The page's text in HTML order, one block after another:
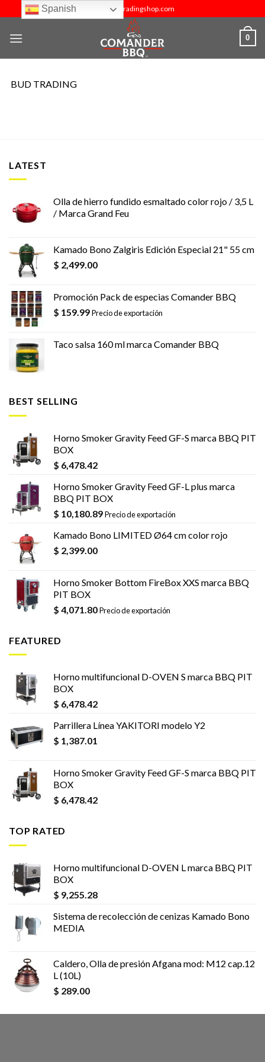
content
info@budtradingshop.com
0
BUD TRADING
LATEST
Olla de hierro fundido esmaltado color rojo / 3,5 L
/ Marca Grand Feu
Kamado Bono Zalgiris Edición Especial 21" 55 cm
$ 2,499.00
Promoción Pack de especias Comander BBQ
$ 159.99Precio de exportación
Taco salsa 160 ml marca Comander BBQ
BEST SELLING
Horno Smoker Gravity Feed GF-S marca BBQ PIT
BOX
$ 6,478.42
Horno Smoker Gravity Feed GF-L plus marca
BBQ PIT BOX
$ 10,180.89Precio de exportación
Kamado Bono LIMITED Ø64 cm color rojo
$ 2,399.00
Horno Smoker Bottom FireBox XXS marca BBQ
PIT BOX
$ 4,071.80Precio de exportación
FEATURED
Horno multifuncional D-OVEN S marca BBQ PIT
BOX
$ 6,478.42
Parrillera Línea YAKITORI modelo Y2
$ 1,387.01
Horno Smoker Gravity Feed GF-S marca BBQ PIT
BOX
$ 6,478.42
TOP RATED
Horno multifuncional D-OVEN L marca BBQ PIT
BOX
$ 9,255.28
Sistema de recolección de cenizas Kamado Bono
MEDIA
Caldero, Olla de presión Afgana mod: M12 cap.12
L (10L)
$ 289.00
Spanish